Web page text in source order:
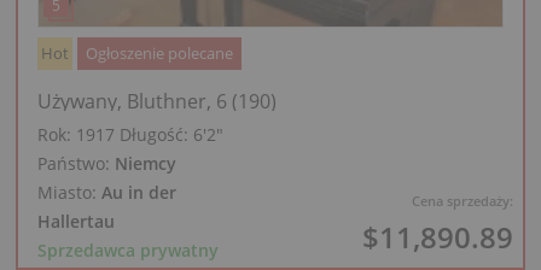
Cena sprzedaży:
$11,890.89
Hot Ogłoszenie polecane
Używany, Bluthner, 6 (190)
Rok: 1917 Długość: 6′2″
Państwo: Niemcy
Miasto: Au in der
Hallertau
Sprzedawca prywatny